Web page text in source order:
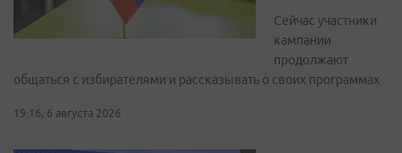
Сейчас участники
кампании
продолжают
общаться с избирателями и рассказывать о своих программах
19:16, 6 августа 2026